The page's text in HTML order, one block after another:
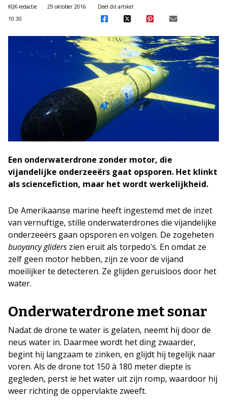
KIJK-redactie
29 oktober 2016
10:30
Deel dit artikel:
Een onderwaterdrone zonder motor, die
vijandelijke onderzeeërs gaat opsporen. Het klinkt
als sciencefiction, maar het wordt werkelijkheid.
De Amerikaanse marine heeft ingestemd met de inzet
van vernuftige, stille onderwaterdrones die vijandelijke
onderzeeërs gaan opsporen en volgen. De zogeheten
buoyancy gliders zien eruit als torpedo’s. En omdat ze
zelf geen motor hebben, zijn ze voor de vijand
moeilijker te detecteren. Ze glijden geruisloos door het
water.
Onderwaterdrone met sonar
Nadat de drone te water is gelaten, neemt hij door de
neus water in. Daarmee wordt het ding zwaarder,
begint hij langzaam te zinken, en glijdt hij tegelijk naar
voren. Als de drone tot 150 à 180 meter diepte is
gegleden, perst ie het water uit zijn romp, waardoor hij
weer richting de oppervlakte zweeft.